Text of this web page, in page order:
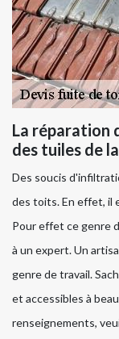
La réparation
des tuiles de
Des soucis
des toits. En effet, il
Pour effet ce genre
à un expert. Un
genre de travail.
et accessibles à
renseignements,